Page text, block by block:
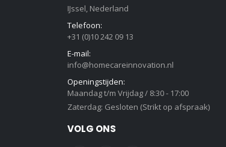
IJssel, Nederland
Telefoon:
+31 (0)10 242 09 13
E-mail:
info@homecareinnovation.nl
Openingstijden:
Maandag t/m Vrijdag / 8:30 - 17:00
Zaterdag: Gesloten (Strikt op afspraak)
VOLG ONS